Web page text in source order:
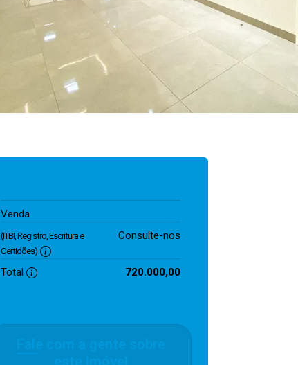
Venda
(ITBI, Registro, Escritura e
Certidões)
Consulte-nos
Total 720.000,00